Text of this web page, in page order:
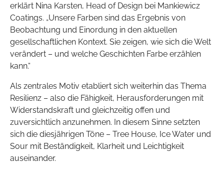
erklärt Nina Karsten, Head of Design bei Mankiewicz
Coatings. „Unsere Farben sind das Ergebnis von
Beobachtung und Einordung in den aktuellen
gesellschaftlichen Kontext. Sie zeigen, wie sich die Welt
verändert – und welche Geschichten Farbe erzählen
kann.“
Als zentrales Motiv etabliert sich weiterhin das Thema
Resilienz – also die Fähigkeit, Herausforderungen mit
Widerstandskraft und gleichzeitig offen und
zuversichtlich anzunehmen. In diesem Sinne setzten
sich die diesjährigen Töne – Tree House, Ice Water und
Sour mit Beständigkeit, Klarheit und Leichtigkeit
auseinander.